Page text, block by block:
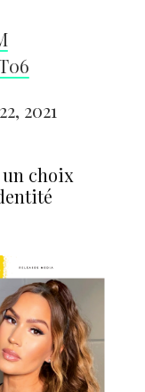
2021
choix